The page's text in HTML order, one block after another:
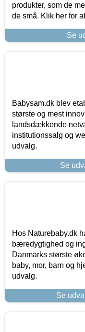
produkter, som de
de små. Klik her for
Se
Babysam.dk blev
største og mest
landsdækkende
institutionssalg og
udvalg.
Se
Hos Naturebaby.dk
bæredygtighed og
Danmarks største
baby, mor, barn og
udvalg.
Se